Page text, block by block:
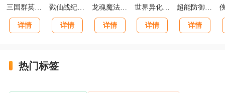
详情
戮仙战纪0.05折新篇章版
详情
龙魂魔法马年散人专属版
详情
世界异化之后0.1折登陆送全图鉴版
详情 详情
热门标签